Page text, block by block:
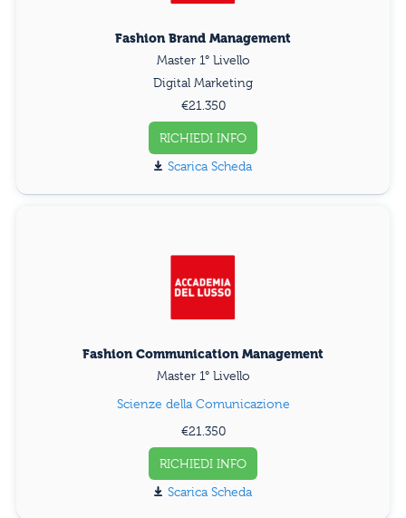
Fashion Brand Management
Master 1° Livello
Digital Marketing
€21.350
RICHIEDI INFO
Scarica Scheda
Fashion Communication Management
Master 1° Livello
Scienze della Comunicazione
€21.350
RICHIEDI INFO
Scarica Scheda